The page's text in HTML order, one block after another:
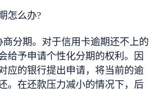
怎么办?
商分期。对于信用卡逾期还不上的
给予申请个性化分期的权利。因
应的银行提出申请，将当前的逾
。在还款压力减小的情况下，后